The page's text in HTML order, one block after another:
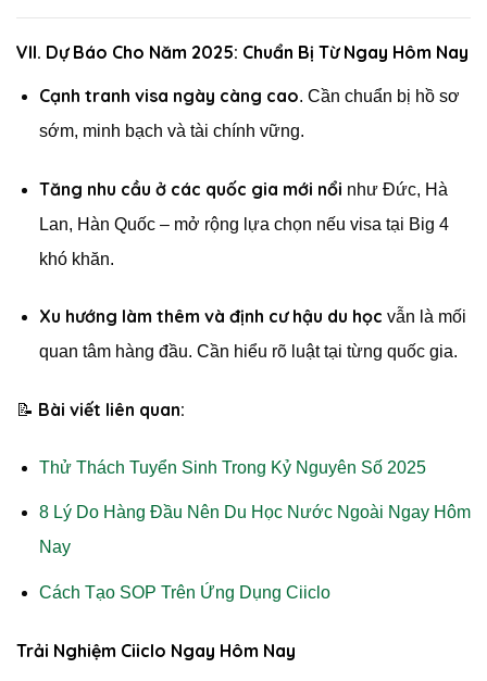
VII. Dự Báo Cho Năm 2025: Chuẩn Bị Từ Ngay Hôm Nay
Cạnh tranh visa ngày càng cao. Cần chuẩn bị hồ sơ
sớm, minh bạch và tài chính vững.
Tăng nhu cầu ở các quốc gia mới nổi như Đức, Hà
Lan, Hàn Quốc – mở rộng lựa chọn nếu visa tại Big 4
khó khăn.
Xu hướng làm thêm và định cư hậu du học vẫn là mối
quan tâm hàng đầu. Cần hiểu rõ luật tại từng quốc gia.
📝 Bài viết liên quan:
Thử Thách Tuyển Sinh Trong Kỷ Nguyên Số 2025
8 Lý Do Hàng Đầu Nên Du Học Nước Ngoài Ngay Hôm
Nay
Cách Tạo SOP Trên Ứng Dụng Ciiclo
Trải Nghiệm Ciiclo Ngay Hôm Nay